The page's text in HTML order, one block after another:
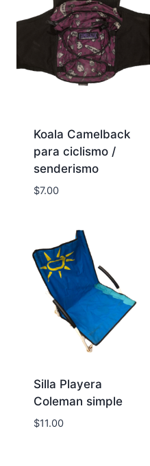
Koala Camelback
para ciclismo /
senderismo
$7.00
Silla Playera
Coleman simple
$11.00